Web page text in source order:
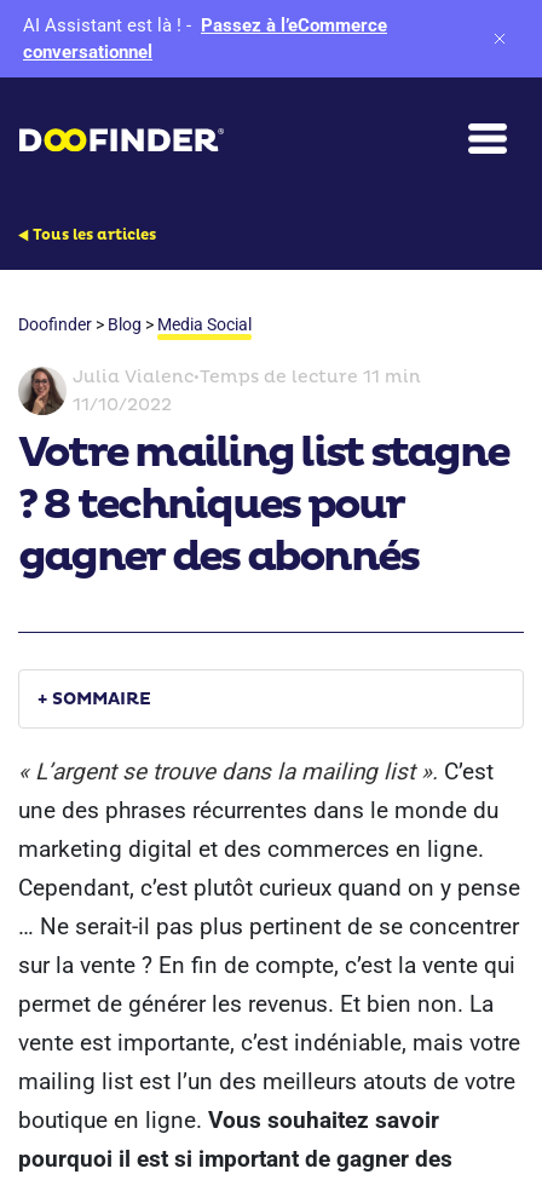
AI Assistant est là ! - Passez à l’eCommerce
conversationnel
Tous les articles
Doofinder > Blog > Media Social
Julia Vialenc•Temps de lecture 11 min
11/10/2022
Votre mailing list stagne
? 8 techniques pour
gagner des abonnés
+ SOMMAIRE
« L’argent se trouve dans la mailing list ». C’est
une des phrases récurrentes dans le monde du
marketing digital et des commerces en ligne.
Cependant, c’est plutôt curieux quand on y pense
… Ne serait-il pas plus pertinent de se concentrer
sur la vente ? En fin de compte, c’est la vente qui
permet de générer les revenus. Et bien non. La
vente est importante, c’est indéniable, mais votre
mailing list est l’un des meilleurs atouts de votre
boutique en ligne. Vous souhaitez savoir
pourquoi il est si important de gagner des